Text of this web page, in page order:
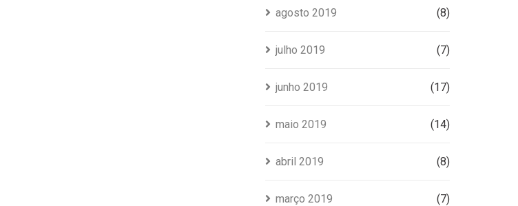
agosto 2019 (8)
julho 2019 (7)
junho 2019 (17)
maio 2019 (14)
abril 2019 (8)
março 2019 (7)